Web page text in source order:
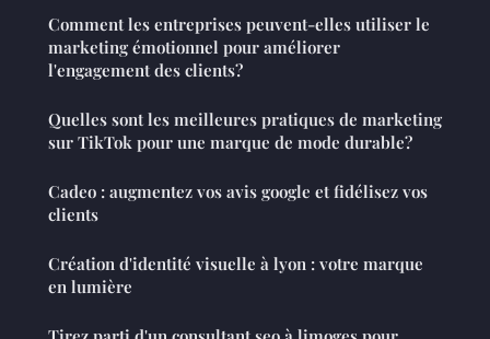
Comment les entreprises peuvent-elles utiliser le
marketing émotionnel pour améliorer
l'engagement des clients?
Quelles sont les meilleures pratiques de marketing
sur TikTok pour une marque de mode durable?
Cadeo : augmentez vos avis google et fidélisez vos
clients
Création d'identité visuelle à lyon : votre marque
en lumière